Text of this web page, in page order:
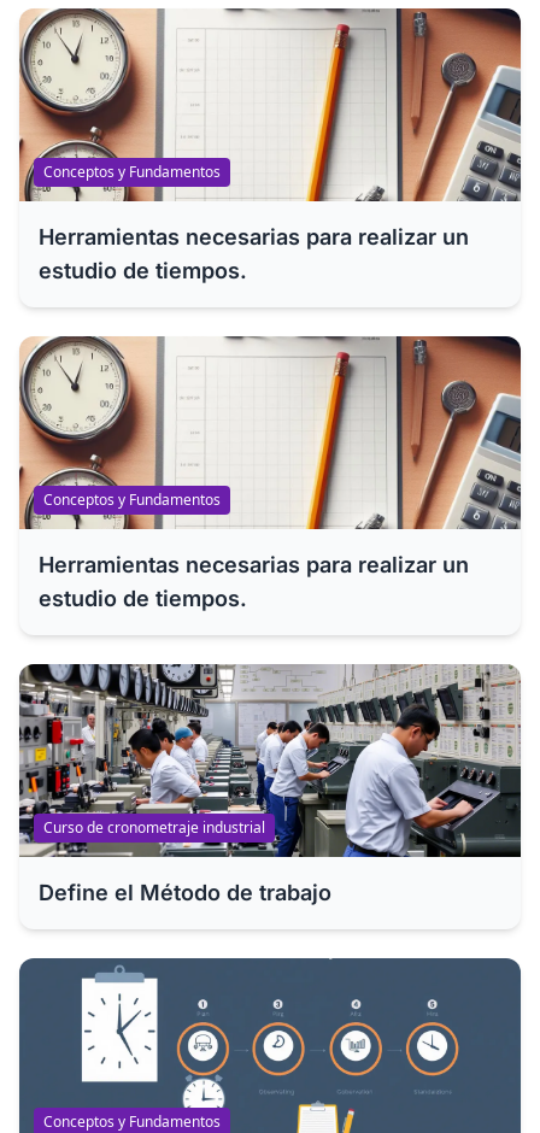
Conceptos y Fundamentos
Herramientas necesarias para realizar un
estudio de tiempos.
Conceptos y Fundamentos
Herramientas necesarias para realizar un
estudio de tiempos.
Curso de cronometraje industrial
Define el Método de trabajo
Conceptos y Fundamentos